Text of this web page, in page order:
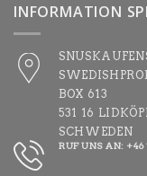
INFORMATION
BOX 613
531 16
SCHWEDEN
RUF UNS AN: +46